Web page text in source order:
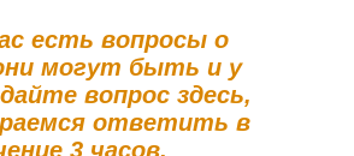
есть вопросы о
могут быть и у
вопрос здесь,
ответить в
3 часов.